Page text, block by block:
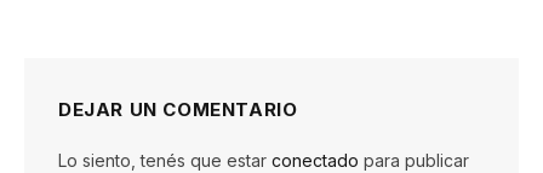
DEJAR UN COMENTARIO
Lo siento, tenés que estar conectado para publicar